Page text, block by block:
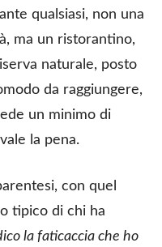
qualsiasi, non una
ma un ristorantino,
naturale, posto
da raggiungere,
un minimo di
la pena.
con quel
tipico di chi ha
la faticaccia che ho